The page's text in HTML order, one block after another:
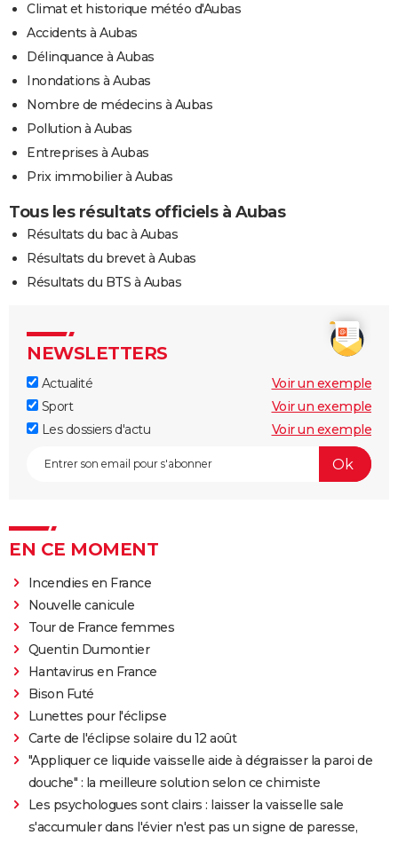
Climat et historique météo d'Aubas
Accidents à Aubas
Délinquance à Aubas
Inondations à Aubas
Nombre de médecins à Aubas
Pollution à Aubas
Entreprises à Aubas
Prix immobilier à Aubas
Tous les résultats officiels à Aubas
Résultats du bac à Aubas
Résultats du brevet à Aubas
Résultats du BTS à Aubas
NEWSLETTERS
Actualité
Voir un exemple
Sport
Voir un exemple
Les dossiers d'actu
Voir un exemple
EN CE MOMENT
Incendies en France
Nouvelle canicule
Tour de France femmes
Quentin Dumontier
Hantavirus en France
Bison Futé
Lunettes pour l'éclipse
Carte de l'éclipse solaire du 12 août
"Appliquer ce liquide vaisselle aide à dégraisser la paroi de
douche" : la meilleure solution selon ce chimiste
Les psychologues sont clairs : laisser la vaisselle sale
s'accumuler dans l'évier n'est pas un signe de paresse,